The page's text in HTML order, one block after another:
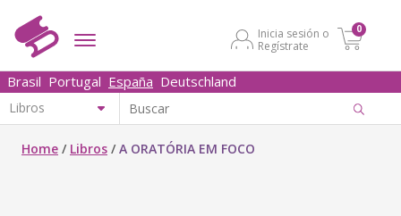
Inicia sesión o
Regístrate
0
Brasil Portugal España Deutschland
Home / Libros /A ORATÓRIA EM FOCO